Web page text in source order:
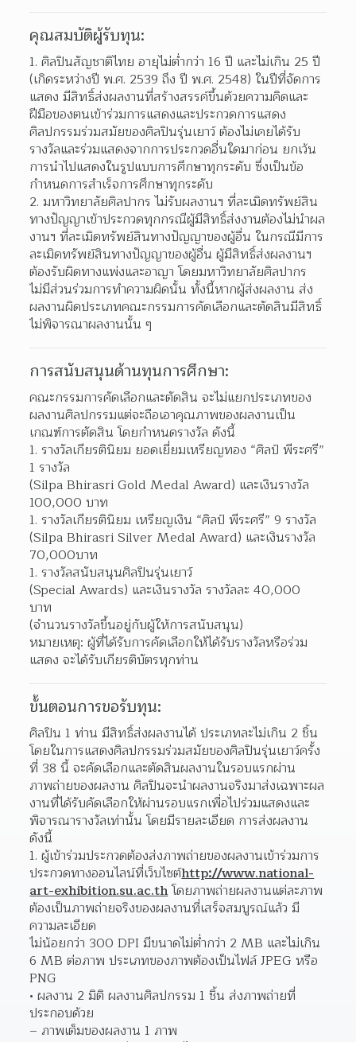
คุณสมบัติผู้รับทุน:
ศิลปินสัญชาติไทย อายุไม่ต่ำกว่า 16 ปี และไม่เกิน 25 ปี
(เกิดระหว่างปี พ.ศ. 2539 ถึง ปี พ.ศ. 2548) ในปีที่จัดการ
แสดง มีสิทธิ์ส่งผลงานที่สร้างสรรค์ขึ้นด้วยความคิดและ
ฝีมือของตนเข้าร่วมการแสดงและประกวดการแสดง
ศิลปกรรมร่วมสมัยของศิลปินรุ่นเยาว์ ต้องไม่เคยได้รับ
รางวัลและร่วมแสดงจากการประกวดอื่นใดมาก่อน ยกเว้น
การนำไปแสดงในรูปแบบการศึกษาทุกระดับ ซึ่งเป็นข้อ
กำหนดการสำเร็จการศึกษาทุกระดับ
มหาวิทยาลัยศิลปากร ไม่รับผลงานฯ ที่ละเมิดทรัพย์สิน
ทางปัญญาเข้าประกวดทุกกรณีผู้มีสิทธิ์ส่งงานต้องไม่นำผล
งานฯ ที่ละเมิดทรัพย์สินทางปัญญาของผู้อื่น ในกรณีมีการ
ละเมิดทรัพย์สินทางปัญญาของผู้อื่น ผู้มีสิทธิ์ส่งผลงานฯ
ต้องรับผิดทางแพ่งและอาญา โดยมหาวิทยาลัยศิลปากร
ไม่มีส่วนร่วมการทำความผิดนั้น ทั้งนี้หากผู้ส่งผลงาน ส่ง
ผลงานผิดประเภทคณะกรรมการคัดเลือกและตัดสินมีสิทธิ์
ไม่พิจารณาผลงานนั้น ๆ
การสนับสนุนด้านทุนการศึกษา:
คณะกรรมการคัดเลือกและตัดสิน จะไม่แยกประเภทของ
ผลงานศิลปกรรมแต่จะถือเอาคุณภาพของผลงานเป็น
เกณฑ์การตัดสิน โดยกำหนดรางวัล ดังนี้
รางวัลเกียรตินิยม ยอดเยี่ยมเหรียญทอง “ศิลป์ พีระศรี”
1 รางวัล
(Silpa Bhirasri Gold Medal Award) และเงินรางวัล
100,000 บาท
รางวัลเกียรตินิยม เหรียญเงิน “ศิลป์ พีระศรี” 9 รางวัล
(Silpa Bhirasri Silver Medal Award) และเงินรางวัล
70,000บาท
รางวัลสนับสนุนศิลปินรุ่นเยาว์
(Special Awards) และเงินรางวัล รางวัลละ 40,000
บาท
(จำนวนรางวัลขึ้นอยู่กับผู้ให้การสนับสนุน)
หมายเหตุ: ผู้ที่ได้รับการคัดเลือกให้ได้รับรางวัลหรือร่วม
แสดง จะได้รับเกียรติบัตรทุกท่าน
ขั้นตอนการขอรับทุน:
ศิลปิน 1 ท่าน มีสิทธิ์ส่งผลงานได้ ประเภทละไม่เกิน 2 ชิ้น
โดยในการแสดงศิลปกรรมร่วมสมัยของศิลปินรุ่นเยาว์ครั้ง
ที่ 38 นี้ จะคัดเลือกและตัดสินผลงานในรอบแรกผ่าน
ภาพถ่ายของผลงาน ศิลปินจะนำผลงานจริงมาส่งเฉพาะผล
งานที่ได้รับคัดเลือกให้ผ่านรอบแรกเพื่อไปร่วมแสดงและ
พิจารณารางวัลเท่านั้น โดยมีรายละเอียด การส่งผลงาน
ดังนี้
ผู้เข้าร่วมประกวดต้องส่งภาพถ่ายของผลงานเข้าร่วมการ
ประกวดทางออนไลน์ที่เว็บไซต์http://www.national-
art-exhibition.su.ac.th โดยภาพถ่ายผลงานแต่ละภาพ
ต้องเป็นภาพถ่ายจริงของผลงานที่เสร็จสมบูรณ์แล้ว มี
ความละเอียด
ไม่น้อยกว่า 300 DPI มีขนาดไม่ต่ำกว่า 2 MB และไม่เกิน
6 MB ต่อภาพ ประเภทของภาพต้องเป็นไฟล์ JPEG หรือ
PNG
ผลงาน 2 มิติ ผลงานศิลปกรรม 1 ชิ้น ส่งภาพถ่ายที่
ประกอบด้วย
– ภาพเต็มของผลงาน 1 ภาพ